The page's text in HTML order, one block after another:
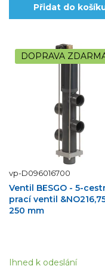
Přidat do
DOPRAVA
vp-D096016700
Ventil BESGO - 5-
prací ventil
250 mm
Ihned k odeslání